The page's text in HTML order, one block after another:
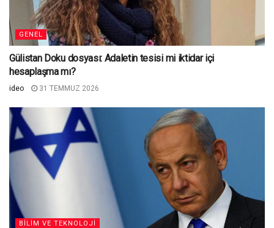
GENEL
Gülistan Doku dosyası: Adaletin tesisi mi iktidar içi
hesaplaşma mı?
ideo 31 TEMMUZ 2026
BILIM VE TEKNOLOJI